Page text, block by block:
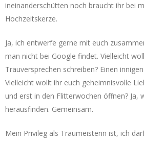
ineinanderschütten noch braucht ihr bei
Hochzeitskerze.
Ja, ich entwerfe gerne mit euch
man nicht bei Google findet. Vielleicht
Trauversprechen schreiben? Einen
Vielleicht wollt ihr euch geheimnisvolle
und erst in den Flitterwochen öffnen? Ja,
herausfinden. Gemeinsam.
Mein Privileg als Traumeisterin ist, ich